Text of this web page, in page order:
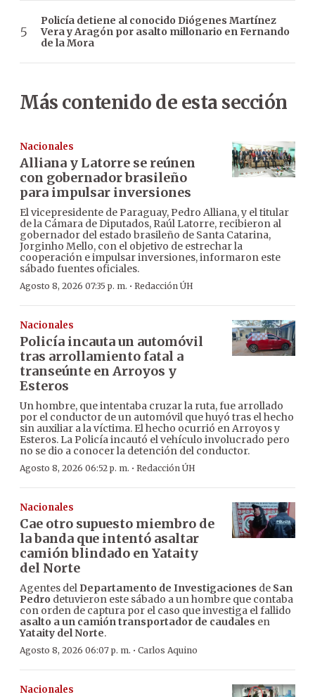
Policía detiene al conocido Diógenes Martínez
Vera y Aragón por asalto millonario en Fernando
de la Mora
Más contenido de esta sección
Nacionales
Alliana y Latorre se reúnen
con gobernador brasileño
para impulsar inversiones
El vicepresidente de Paraguay, Pedro Alliana, y el titular
de la Cámara de Diputados, Raúl Latorre, recibieron al
gobernador del estado brasileño de Santa Catarina,
Jorginho Mello, con el objetivo de estrechar la
cooperación e impulsar inversiones, informaron este
sábado fuentes oficiales.
Agosto 8, 2026 07:35 p. m. · Redacción ÚH
Nacionales
Policía incauta un automóvil
tras arrollamiento fatal a
transeúnte en Arroyos y
Esteros
Un hombre, que intentaba cruzar la ruta, fue arrollado
por el conductor de un automóvil que huyó tras el hecho
sin auxiliar a la víctima. El hecho ocurrió en Arroyos y
Esteros. La Policía incautó el vehículo involucrado pero
no se dio a conocer la detención del conductor.
Agosto 8, 2026 06:52 p. m. · Redacción ÚH
Nacionales
Cae otro supuesto miembro de
la banda que intentó asaltar
camión blindado en Yataity
del Norte
Agentes del Departamento de Investigaciones de San
Pedro detuvieron este sábado a un hombre que contaba
con orden de captura por el caso que investiga el fallido
asalto a un camión transportador de caudales en
Yataity del Norte.
Agosto 8, 2026 06:07 p. m. · Carlos Aquino
Nacionales